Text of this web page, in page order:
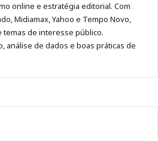
no
Pinterest
no
LinkedIn
no
Instagram
no
Facebook
online e estratégia editorial. Com
Midiamax, Yahoo e Tempo Novo,
temas de interesse público.
análise de dados e boas práticas de